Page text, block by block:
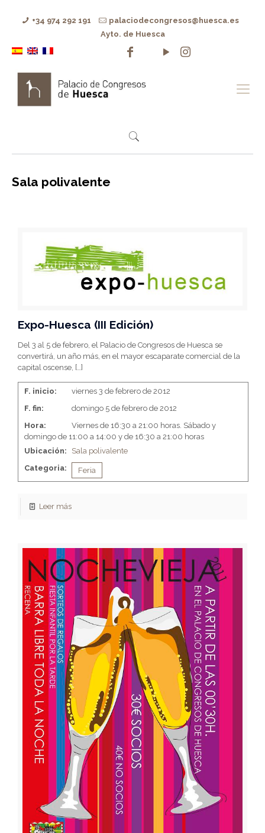
+34 974 292 191
palaciodecongresos@huesca.es
Ayto. de Huesca
Sala polivalente
Expo-Huesca (III Edición)
Del 3 al 5 de febrero, el Palacio de Congresos de Huesca se
convertirá, un año más, en el mayor escaparate comercial de la
capital oscense, […]
F. inicio:
viernes 3 de febrero de 2012
F. fin:
domingo 5 de febrero de 2012
Hora:
Viernes de 16:30 a 21:00 horas. Sábado y
domingo de 11:00 a 14:00 y de 16:30 a 21:00 horas
Ubicación:
Sala polivalente
Categoria:
Feria
Leer más